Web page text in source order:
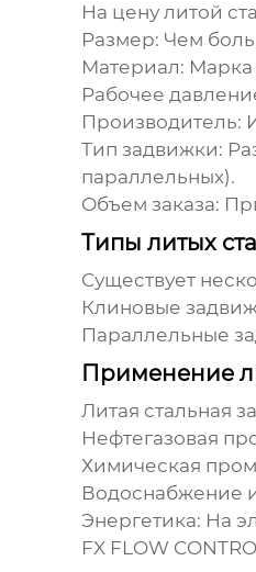
На цену литой
Размер: Чем
Материал: Марка
Рабочее
Производитель:
Тип задвижки:
параллельных).
Объем заказа:
Типы литых
Существует
Клиновые
Параллельные
Применение
Литая стальная
Нефтегазовая
Химическая
Водоснабжение
Энергетика: На
FX FLOW